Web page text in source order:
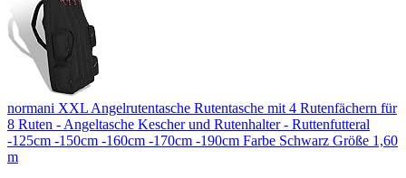
normani XXL Angelrutentasche Rutentasche mit 4 Rutenfächern für
8 Ruten - Angeltasche Kescher und Rutenhalter - Ruttenfutteral
-125cm -150cm -160cm -170cm -190cm Farbe Schwarz Größe 1,60
m